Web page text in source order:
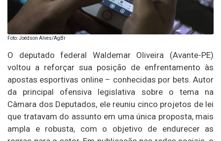
Foto: Joédson Alves/AgBr
O deputado federal Waldemar Oliveira (Avante-PE)
voltou a reforçar sua posição de enfrentamento às
apostas esportivas online – conhecidas por bets. Autor
da principal ofensiva legislativa sobre o tema na
Câmara dos Deputados, ele reuniu cinco projetos de lei
que tratavam do assunto em uma única proposta, mais
ampla e robusta, com o objetivo de endurecer as